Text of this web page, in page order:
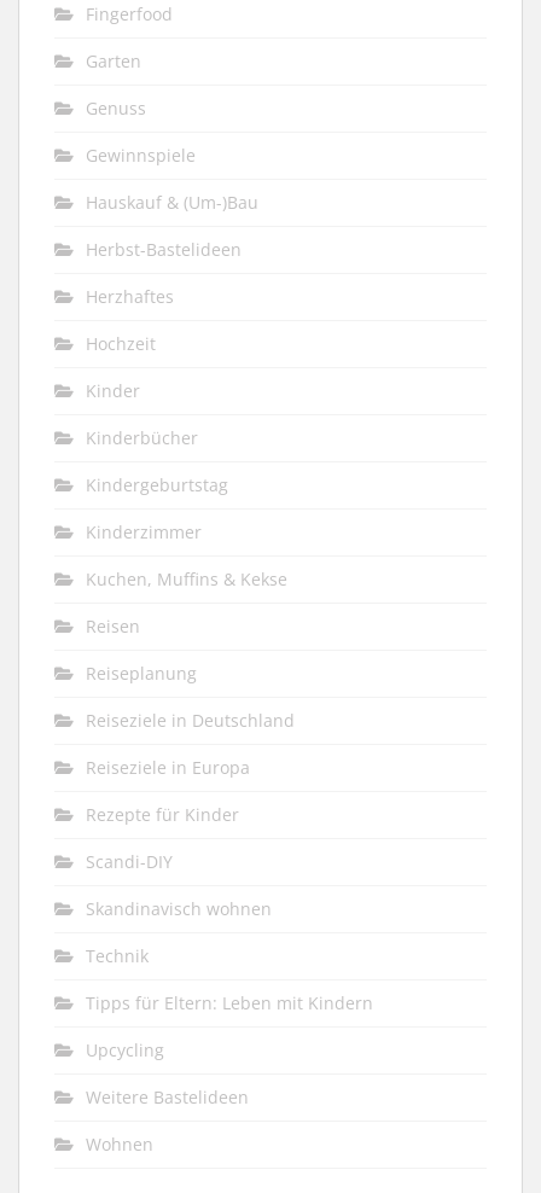
Fingerfood
Garten
Genuss
Gewinnspiele
Hauskauf & (Um-)Bau
Herbst-Bastelideen
Herzhaftes
Hochzeit
Kinder
Kinderbücher
Kindergeburtstag
Kinderzimmer
Kuchen, Muffins & Kekse
Reisen
Reiseplanung
Reiseziele in Deutschland
Reiseziele in Europa
Rezepte für Kinder
Scandi-DIY
Skandinavisch wohnen
Technik
Tipps für Eltern: Leben mit Kindern
Upcycling
Weitere Bastelideen
Wohnen